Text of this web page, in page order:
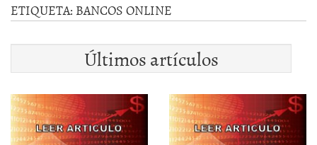
ETIQUETA: BANCOS ONLINE
Últimos artículos